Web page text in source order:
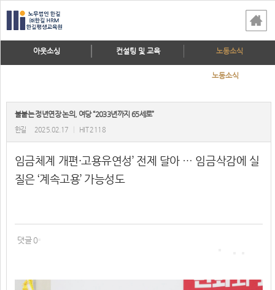
아웃소싱 컨설팅 및 교육 노동소식
노동소식
불붙는 정년연장 논의, 여당 “2033년까지 65세로”
한길 2025.02.17 HIT 2118
임금체계 개편·고용유연성’ 전제 달아 … 임금삭감에 실
질은 ‘계속고용’ 가능성도
댓글 0
찾
기
씨 씨